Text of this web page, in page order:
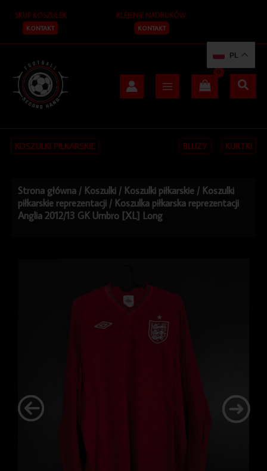
treści
SKUP KOSZULEK
KONTAKT
KLEJENIE NADRUKÓW
KONTAKT
KOSZULKI PIŁKARSKIE BLUZY KURTKI
Strona główna / Koszulki / Koszulki piłkarskie / Koszulki
piłkarskie reprezentacji / Koszulka piłkarska reprezentacji
Anglia 2012/13 GK Umbro [XL] Long
PL